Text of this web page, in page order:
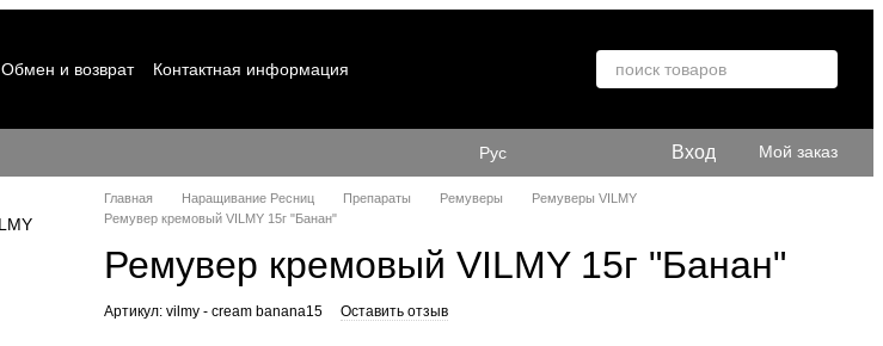
Обмен и возврат Контактная информация
Рус Вход Мой заказ
Главная Наращивание Ресниц Препараты Ремуверы
Ремуверы VILMY
Ремувер кремовый VILMY 15г "Банан"
Ремувер кремовый VILMY 15г "Банан"
Артикул: vilmy - cream banana15 Оставить отзыв